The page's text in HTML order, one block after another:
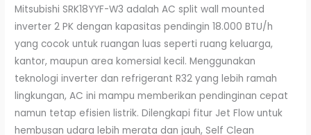
Mitsubishi SRK18YYF-W3 adalah AC split wall mounted
inverter 2 PK dengan kapasitas pendingin 18.000 BTU/h
yang cocok untuk ruangan luas seperti ruang keluarga,
kantor, maupun area komersial kecil. Menggunakan
teknologi inverter dan refrigerant R32 yang lebih ramah
lingkungan, AC ini mampu memberikan pendinginan cepat
namun tetap efisien listrik. Dilengkapi fitur Jet Flow untuk
hembusan udara lebih merata dan jauh, Self Clean